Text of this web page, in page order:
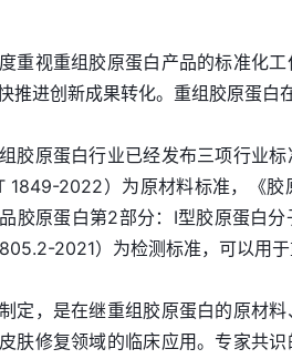
重视重组胶原蛋白产品的标准化
推进创新成果转化。重组胶原蛋白
胶原蛋白行业已经发布三项行业
1849-2022）为原材料标准，《
胶原蛋白第2部分：I型胶原蛋白
2021）为检测标准，可以用于
定，是在继重组胶原蛋白的原材
肤修复领域的临床应用。专家共